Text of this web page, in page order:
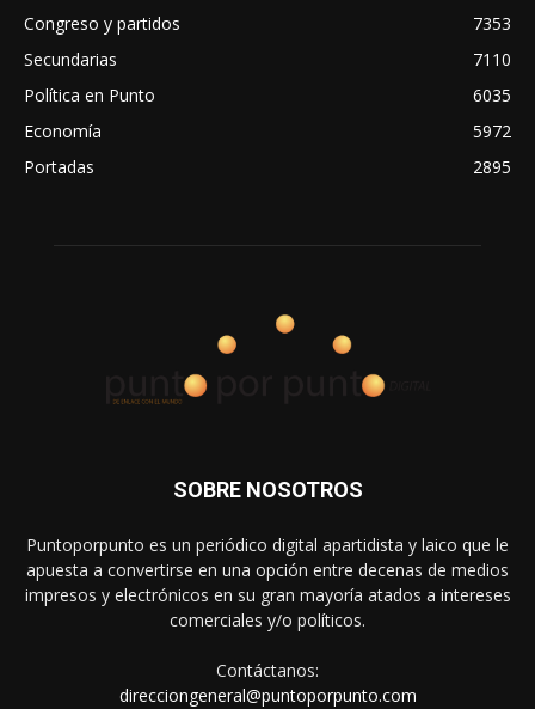
Congreso y partidos
7353
Secundarias
7110
Política en Punto
6035
Economía
5972
Portadas
2895
SOBRE NOSOTROS
Puntoporpunto es un periódico digital apartidista y laico que le
apuesta a convertirse en una opción entre decenas de medios
impresos y electrónicos en su gran mayoría atados a intereses
comerciales y/o políticos.
Contáctanos:
direcciongeneral@puntoporpunto.com